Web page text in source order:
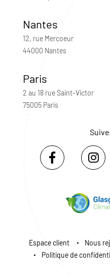
Nantes
12, rue Mercoeur
44000 Nantes
Paris
2 au 18 rue Saint-Victor
75005 Paris
Espace client Nous
Politique de